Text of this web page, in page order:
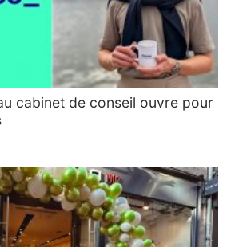
cabinet de conseil ouvre pour